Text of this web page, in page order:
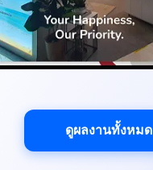
ดูผลงานทั้งหมด